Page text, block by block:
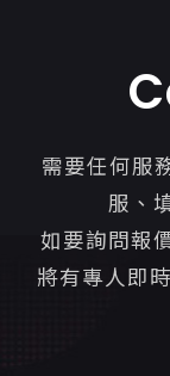
需要任何服
服、
如要詢問報
將有專人即